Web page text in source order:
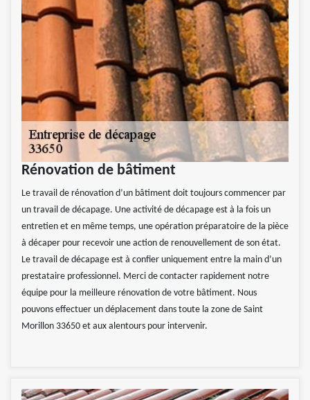
Rénovation de bâtiment
Le travail de rénovation d’un bâtiment doit toujours commencer par
un travail de décapage. Une activité de décapage est à la fois un
entretien et en même temps, une opération préparatoire de la pièce
à décaper pour recevoir une action de renouvellement de son état.
Le travail de décapage est à confier uniquement entre la main d’un
prestataire professionnel. Merci de contacter rapidement notre
équipe pour la meilleure rénovation de votre bâtiment. Nous
pouvons effectuer un déplacement dans toute la zone de Saint
Morillon 33650 et aux alentours pour intervenir.